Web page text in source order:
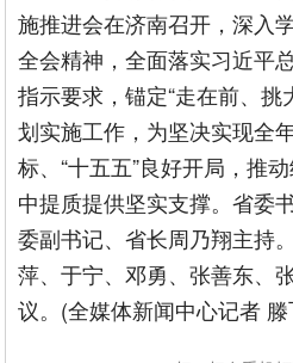
施推进会在济南召开，深入
全会精神，全面落实习近平
指示要求，锚定“走在前、挑
划实施工作，为坚决实现全
标、“十五五”良好开局，推
中提质提供坚实支撑。省委
委副书记、省长周乃翔主持
萍、于宁、邓勇、张善东、
议。(全媒体新闻中心记者 滕